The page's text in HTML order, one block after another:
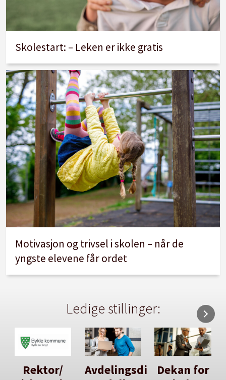
Skolestart: – Leken er ikke gratis
Motivasjon og trivsel i skolen – når de
yngste elevene får ordet
Ledige stillinger:
AvdelingsdirektørDekan for
Her kan